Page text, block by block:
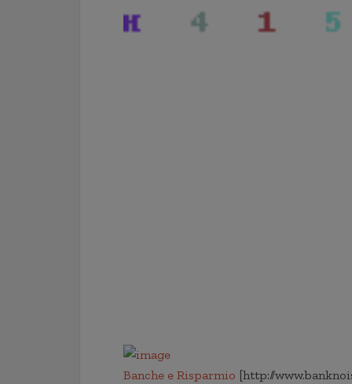
Banche e Risparmio [http://